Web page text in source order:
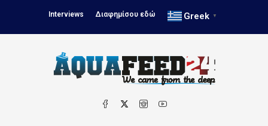
Interviews Διαφημίσου εδώ Greek ▼